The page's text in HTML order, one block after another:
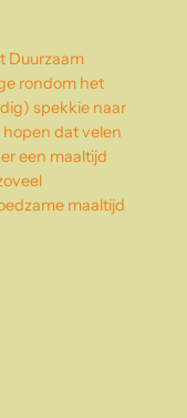
Duurzaam
rondom het
spekkie naar
dat velen
een maaltijd
maaltijd